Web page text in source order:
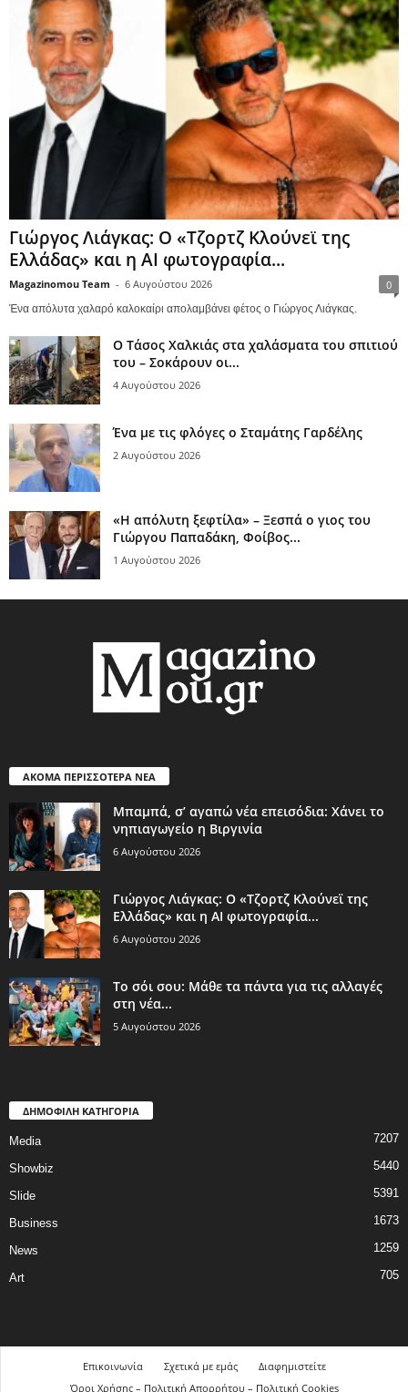
Γιώργος Λιάγκας: Ο «Τζορτζ Κλούνεϊ της
Ελλάδας» και η AI φωτογραφία...
Magazinomou Team - 6 Αυγούστου 2026 0
Ένα απόλυτα χαλαρό καλοκαίρι απολαμβάνει φέτος ο Γιώργος Λιάγκας.
Ο Τάσος Χαλκιάς στα χαλάσματα του σπιτιού
του – Σοκάρουν οι...
4 Αυγούστου 2026
Ένα με τις φλόγες ο Σταμάτης Γαρδέλης
2 Αυγούστου 2026
«Η απόλυτη ξεφτίλα» – Ξεσπά ο γιος του
Γιώργου Παπαδάκη, Φοίβος...
1 Αυγούστου 2026
ΑΚΟΜΑ ΠΕΡΙΣΣΟΤΕΡΑ ΝΕΑ
Μπαμπά, σ’ αγαπώ νέα επεισόδια: Χάνει το
νηπιαγωγείο η Βιργινία
6 Αυγούστου 2026
Γιώργος Λιάγκας: Ο «Τζορτζ Κλούνεϊ της
Ελλάδας» και η AI φωτογραφία...
6 Αυγούστου 2026
Το σόι σου: Μάθε τα πάντα για τις αλλαγές
στη νέα...
5 Αυγούστου 2026
ΔΗΜΟΦΙΛΗ ΚΑΤΗΓΟΡΙΑ
Media 7207
Showbiz 5440
Slide 5391
Business 1673
News 1259
Art 705
Επικοινωνία Σχετικά με εμάς
Διαφημιστείτε
Όροι Χρήσης – Πολιτική Απορρήτου – Πολιτική Cookies